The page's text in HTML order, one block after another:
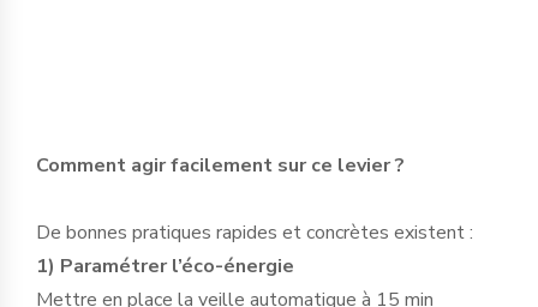
Comment agir facilement sur ce levier ?
De bonnes pratiques rapides et concrètes existent :
1) Paramétrer l’éco-énergie
Mettre en place la veille automatique à 15 min